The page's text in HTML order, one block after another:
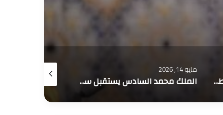
الملك محمد السادس يستقبل سفراء أجانب بالقصر الملكي بالرباط
أبريل 9, 2026
جلالة الملك محمد السادس يترأس مجلسا وزاريا بالقصر الملكي بالرباط .
مارس 5, 2026